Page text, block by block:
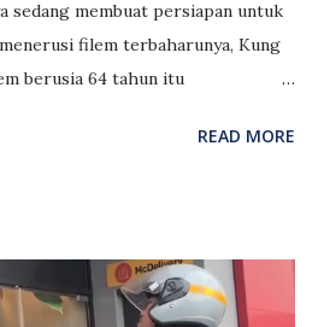
sedang membuat persiapan untuk
filem terbaharunya, Kung
berusia 64 tahun itu
gus berpotensi menamatkan
tayangan filem itu menerusi video
di media sosial. “Bila filem ini akan
READ MORE